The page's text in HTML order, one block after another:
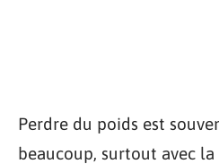
Perdre du poids est
beaucoup, surtout avec